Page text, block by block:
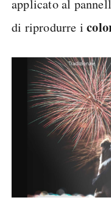
applicato al
di riprodurre i